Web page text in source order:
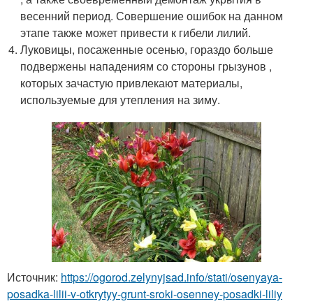
весенний период. Совершение ошибок на данном
этапе также может привести к гибели лилий.
Луковицы, посаженные осенью, гораздо больше
подвержены нападениям со стороны грызунов ,
которых зачастую привлекают материалы,
используемые для утепления на зиму.
Источник: https://ogorod.zelynyjsad.info/stati/osenyaya-
posadka-lilii-v-otkrytyy-grunt-sroki-osenney-posadki-liliy